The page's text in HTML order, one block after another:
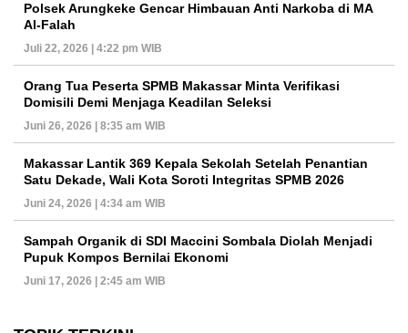
Polsek Arungkeke Gencar Himbauan Anti Narkoba di MA
Al-Falah
Juli 22, 2026 | 4:22 pm WIB
Orang Tua Peserta SPMB Makassar Minta Verifikasi
Domisili Demi Menjaga Keadilan Seleksi
Juni 26, 2026 | 8:35 am WIB
Makassar Lantik 369 Kepala Sekolah Setelah Penantian
Satu Dekade, Wali Kota Soroti Integritas SPMB 2026
Juni 24, 2026 | 4:34 am WIB
Sampah Organik di SDI Maccini Sombala Diolah Menjadi
Pupuk Kompos Bernilai Ekonomi
Juni 17, 2026 | 2:45 am WIB